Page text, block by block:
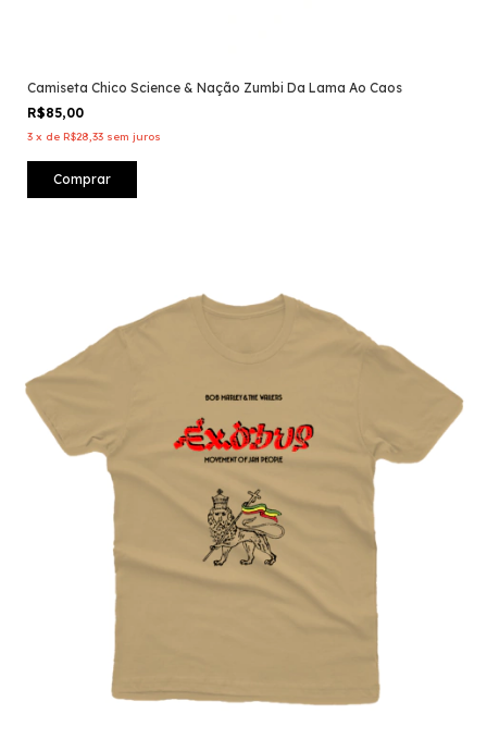
Camiseta Chico Science & Nação Zumbi Da Lama Ao Caos
R$85,00
3 x de R$28,33 sem juros
Comprar